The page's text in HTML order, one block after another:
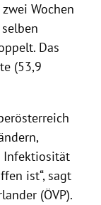
Wochen
Das
(53,9
Infektiosität
ist“, sagt
(ÖVP).